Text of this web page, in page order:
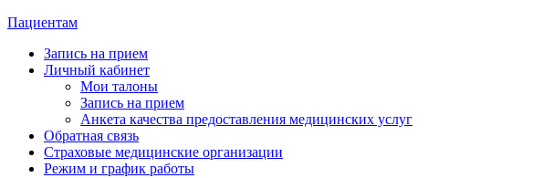
Пациентам
Запись на прием
Личный кабинет
Мои талоны
Запись на прием
Анкета качества предоставления медицинских услуг
Обратная связь
Страховые медицинские организации
Режим и график работы